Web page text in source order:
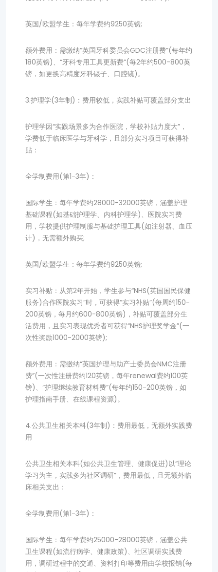
英国/欧盟学生：每年学费约9250英镑;
额外费用：需缴纳“英国牙科委员会GDC注册费”(每年约
180英镑)、“牙科专用工具更新费”(每2年约500-800英
镑，如更换高精度牙科镊子、口腔镜)。
3.护理学(3年制)：费用较低，实践补贴可覆盖部分支出
护理学因“实践场景多为合作医院，学校补贴力度大”，
学费低于临床医学与牙科学，且部分实习项目可获得补
贴：
全学制费用(第1-3年)：
国际学生：每年学费约28000-32000英镑，涵盖护理
基础课程(如基础护理学、内科护理学)、医院实习费
用，学校提供护理制服与基础护理工具(如注射器、血压
计)，无需额外购买;
英国/欧盟学生：每年学费约9250英镑;
实习补贴：从第2年开始，学生参与“NHS(英国国民保健
服务)合作医院实习”时，可获得“实习补贴”(每周约150-
200英镑，每月约600-800英镑)，补贴可覆盖部分生
活费用，且实习表现优秀者可获得“NHS护理奖学金”(一
次性奖励1000-2000英镑);
额外费用：需缴纳“英国护理与助产士委员会NMC注册
费”(一次性注册费约120英镑，每年renewal费约100英
镑)、“护理继续教育材料费”(每年约150-200英镑，如
护理指南手册、在线课程资源)。
4.公共卫生相关本科(3年制)：费用最低，无额外实践费
用
公共卫生相关本科(如公共卫生管理、健康促进)以“理论
学习为主，实践多为社区调研”，费用最低，且无额外临
床相关支出：
全学制费用(第1-3年)：
国际学生：每年学费约25000-28000英镑，涵盖公共
卫生课程(如流行病学、健康政策)、社区调研实践费
用，调研过程中的交通、资料打印等费用由学校报销(每